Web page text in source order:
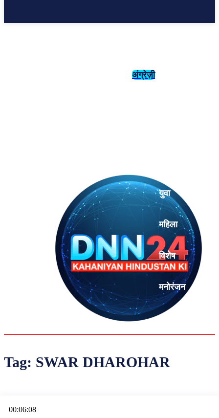
अंग्रेज़ी
युवा
महिला
विशेष
मनोरंजन
Tag: SWAR DHAROHAR
00:06:08